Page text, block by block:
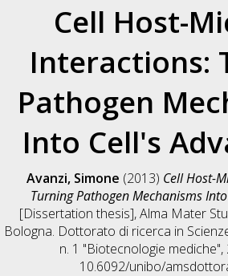
Cell Host-
Interactions:
Pathogen
Into Cell's
Avanzi, Simone (2013) Cell Host-
Turning Pathogen Mechanisms
[Dissertation thesis], Alma Mater
Bologna. Dottorato di ricerca in
n. 1 "Biotecnologie mediche",
10.6092/unibo/